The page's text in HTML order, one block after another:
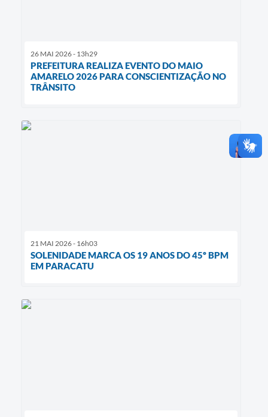
26 MAI 2026 - 13h29
PREFEITURA REALIZA EVENTO DO MAIO
AMARELO 2026 PARA CONSCIENTIZAÇÃO NO
TRÂNSITO
21 MAI 2026 - 16h03
SOLENIDADE MARCA OS 19 ANOS DO 45º BPM
EM PARACATU